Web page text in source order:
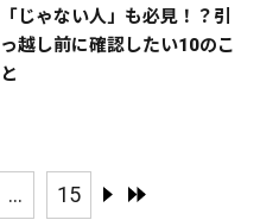
「じゃない人」も必見！？引
っ越し前に確認したい10のこ
と
... 15